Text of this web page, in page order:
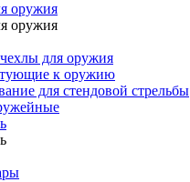
оружия
оружия
для оружия
к оружию
для стендовой стрельбы